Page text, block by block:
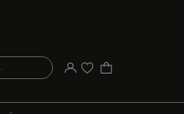
Votre compte
Liste d'achat